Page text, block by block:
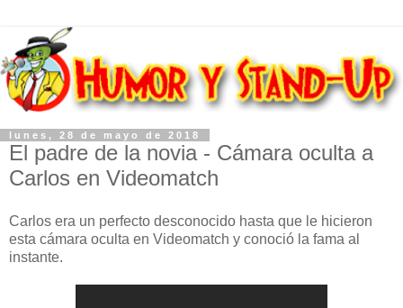
lunes, 28 de mayo de 2018
El padre de la novia - Cámara oculta a
Carlos en Videomatch
Carlos era un perfecto desconocido hasta que le hicieron
esta cámara oculta en Videomatch y conoció la fama al
instante.